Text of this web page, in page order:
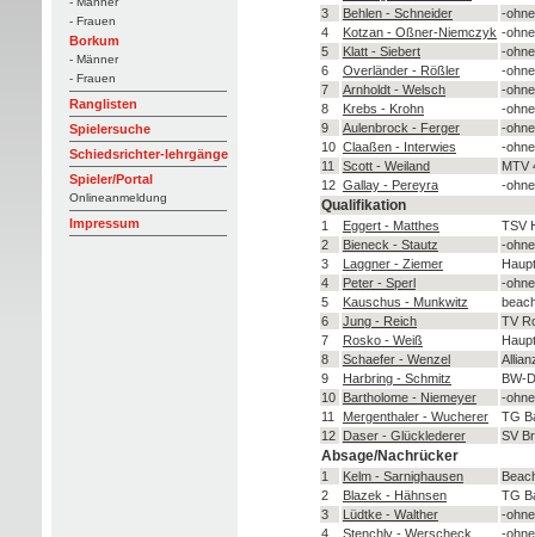
- Frauen
Borkum
- Männer
- Frauen
Ranglisten
Spielersuche
Schiedsrichter-lehrgänge
Spieler/Portal
Onlineanmeldung
Impressum
3
Behlen - Schneider
-
4
Kotzan - Oßner-Niemczyk -
5
Klatt - Siebert
-
6
Overländer - Rößler
-
7
Arnholdt - Welsch
-
8
Krebs - Krohn
-
9
Aulenbrock - Ferger
-
10 Claaßen - Interwies
-
11
Scott - Weiland
MTV
12 Gallay - Pereyra -
Qualifikation
1 Eggert - Matthes
TSV
2
Bieneck - Stautz
-
3
Laggner - Ziemer
4
Peter - Sperl
-
5
Kauschus - Munkwitz
6
Jung - Reich
TV
7
Rosko - Weiß
8
Schaefer - Wenzel
9
Harbring - Schmitz
BW-
10 Bartholome - Niemeyer
-
11
Mergenthaler - Wucherer
TG
12 Daser - Glücklederer SV
Absage/Nachrücker
1 Kelm - Sarnighausen
2
Blazek - Hähnsen
TG
3
Lüdtke - Walther
-
4
Stenchly - Werscheck -